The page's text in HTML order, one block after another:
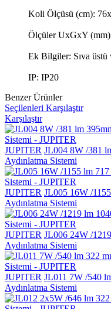
Koli Ölçüsü (cm):
Ölçüler UxGxY
Ek Bilgiler: Sıva üstü
IP: IP20
Benzer Ürünler
Seçilenleri Karşılaştır
Karşılaştır
JUPITER JL004 8W /381
Aydınlatma Sistemi
JUPITER JL005 16W /
Aydınlatma Sistemi
JUPITER JL006 24W /
Aydınlatma Sistemi
JUPITER JL011 7W /540
Aydınlatma Sistemi